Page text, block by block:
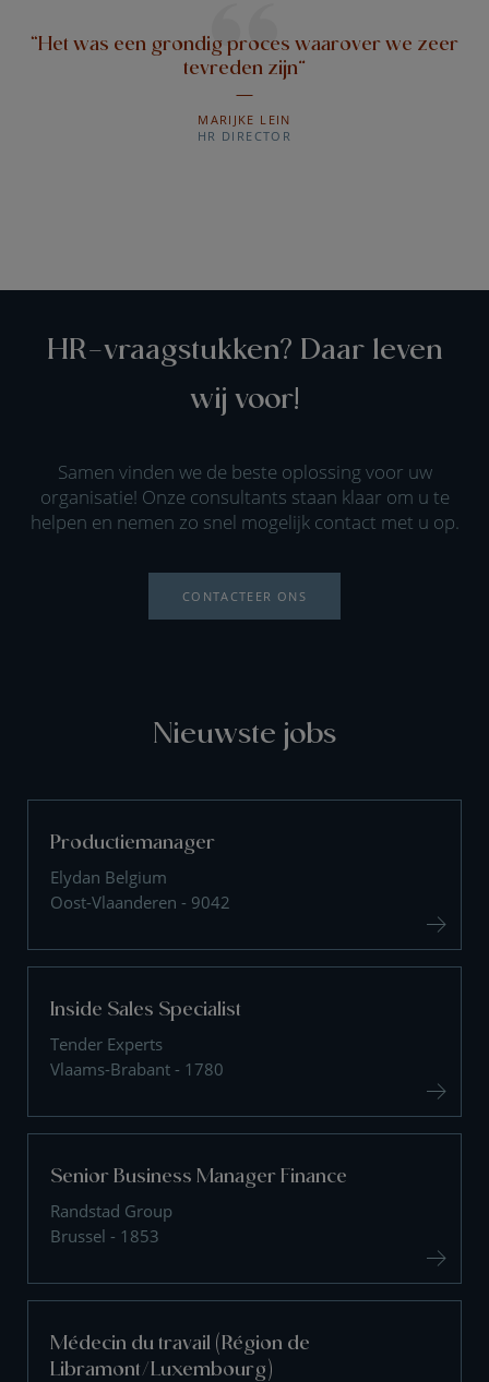
“Het was een grondig proces waarover we zeer
tevreden zijn”
MARIJKE LEIN
HR DIRECTOR
HR-vraagstukken? Daar leven
wij voor!
Samen vinden we de beste oplossing voor uw
organisatie! Onze consultants staan klaar om u te
helpen en nemen zo snel mogelijk contact met u op.
CONTACTEER ONS
Nieuwste jobs
Productiemanager
Elydan Belgium
Oost-Vlaanderen - 9042
Inside Sales Specialist
Tender Experts
Vlaams-Brabant - 1780
Senior Business Manager Finance
Randstad Group
Brussel - 1853
Médecin du travail (Région de
Libramont/Luxembourg)